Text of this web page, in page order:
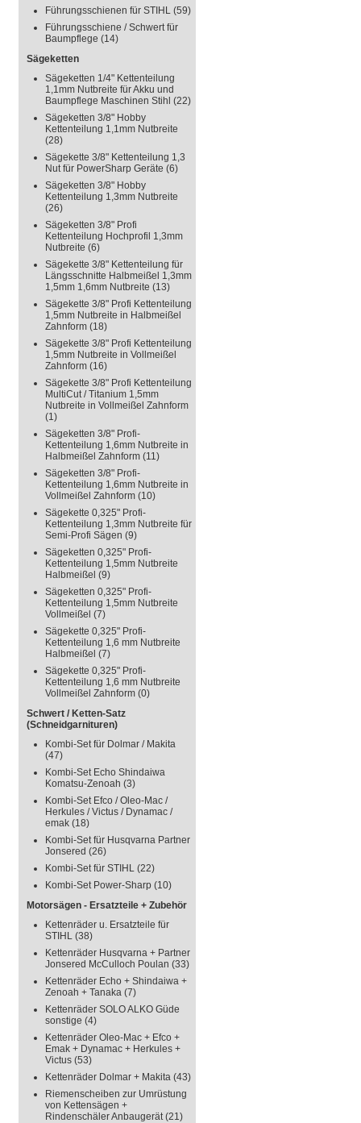
Führungsschienen für STIHL (59)
Führungsschiene / Schwert für
Baumpflege (14)
Sägeketten
Sägeketten 1/4" Kettenteilung
1,1mm Nutbreite für Akku und
Baumpflege Maschinen Stihl (22)
Sägeketten 3/8" Hobby
Kettenteilung 1,1mm Nutbreite
(28)
Sägekette 3/8" Kettenteilung 1,3
Nut für PowerSharp Geräte (6)
Sägeketten 3/8" Hobby
Kettenteilung 1,3mm Nutbreite
(26)
Sägeketten 3/8" Profi
Kettenteilung Hochprofil 1,3mm
Nutbreite (6)
Sägekette 3/8" Kettenteilung für
Längsschnitte Halbmeißel 1,3mm
1,5mm 1,6mm Nutbreite (13)
Sägekette 3/8" Profi Kettenteilung
1,5mm Nutbreite in Halbmeißel
Zahnform (18)
Sägekette 3/8" Profi Kettenteilung
1,5mm Nutbreite in Vollmeißel
Zahnform (16)
Sägekette 3/8" Profi Kettenteilung
MultiCut / Titanium 1,5mm
Nutbreite in Vollmeißel Zahnform
(1)
Sägeketten 3/8" Profi-
Kettenteilung 1,6mm Nutbreite in
Halbmeißel Zahnform (11)
Sägeketten 3/8" Profi-
Kettenteilung 1,6mm Nutbreite in
Vollmeißel Zahnform (10)
Sägekette 0,325" Profi-
Kettenteilung 1,3mm Nutbreite für
Semi-Profi Sägen (9)
Sägeketten 0,325" Profi-
Kettenteilung 1,5mm Nutbreite
Halbmeißel (9)
Sägeketten 0,325" Profi-
Kettenteilung 1,5mm Nutbreite
Vollmeißel (7)
Sägekette 0,325" Profi-
Kettenteilung 1,6 mm Nutbreite
Halbmeißel (7)
Sägekette 0,325" Profi-
Kettenteilung 1,6 mm Nutbreite
Vollmeißel Zahnform (0)
Schwert / Ketten-Satz
(Schneidgarnituren)
Kombi-Set für Dolmar / Makita
(47)
Kombi-Set Echo Shindaiwa
Komatsu-Zenoah (3)
Kombi-Set Efco / Oleo-Mac /
Herkules / Victus / Dynamac /
emak (18)
Kombi-Set für Husqvarna Partner
Jonsered (26)
Kombi-Set für STIHL (22)
Kombi-Set Power-Sharp (10)
Motorsägen - Ersatzteile + Zubehör
Kettenräder u. Ersatzteile für
STIHL (38)
Kettenräder Husqvarna + Partner
Jonsered McCulloch Poulan (33)
Kettenräder Echo + Shindaiwa +
Zenoah + Tanaka (7)
Kettenräder SOLO ALKO Güde
sonstige (4)
Kettenräder Oleo-Mac + Efco +
Emak + Dynamac + Herkules +
Victus (53)
Kettenräder Dolmar + Makita (43)
Riemenscheiben zur Umrüstung
von Kettensägen +
Rindenschäler Anbaugerät(21)